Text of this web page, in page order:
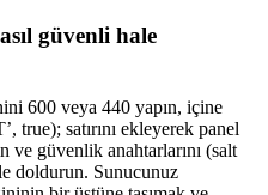
güvenli hale
600 veya 440 yapın, içine
satırını ekleyerek panel
ve güvenlik anahtarlarını (salt
doldurun. Sunucunuz